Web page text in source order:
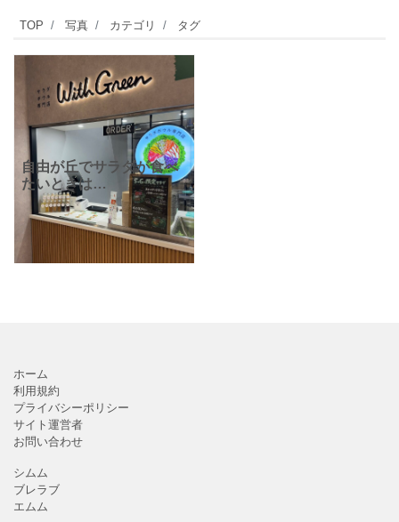
TOP 写真 カテゴリ タグ
自由が丘でサラダが食べ
たいときは
「WithGreen(ウィズグリ
ーン)自由が丘店」へ！
「一杯で、満足できるサ
ラダボウル。」というコ
ンセプト通り、主食サラ
ホーム
利用規約
プライバシーポリシー
サイト運営者
お問い合わせ
シムム
ブレラブ
エムム